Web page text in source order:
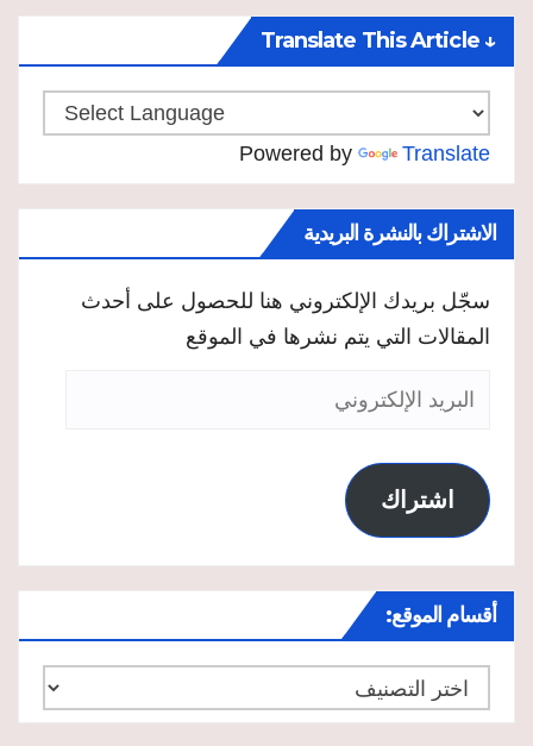
↓ Translate This Article
Powered by Translate
الاشتراك بالنشرة البريدية
سجّل بريدك الإلكتروني هنا للحصول على أحدث
المقالات التي يتم نشرها في الموقع
البريد
اشتراك
أقسام الموقع:
أقسام
الموقع: